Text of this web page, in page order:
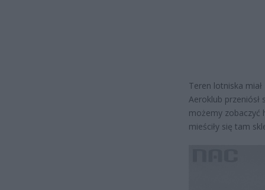
Teren lotniska
Aeroklub przeniósł
możemy zobaczyć
mieściły się tam